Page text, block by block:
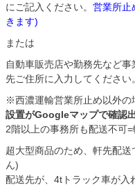
にご記入ください。 営業所止
きます)
または
自動車販売店や勤務先など
先ご住所に入力してください。
※西濃運輸営業所止め以外の
設置がGoogleマップで確認
2階以上の事務所も配送不可
超大型商品のため、軒先配
ん)
配送先が、4tトラック車が入